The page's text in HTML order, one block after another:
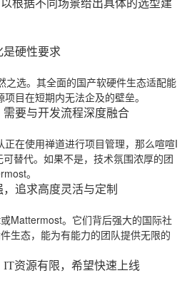
根据不同场景给出具体的选型建
硬性要求
之选。其全面的国产软硬件生态适配能
目在短期内无法企及的壁垒。
要与开发流程深度融合
正在使用禅道进行项目管理，那么喧喧I
替代。如果不是，技术氛围浓厚的团
。
追求高度灵活与定制
Mattermost。它们背后强大的国际社
生态，能为有能力的团队提供无限的
资源有限，希望快速上线